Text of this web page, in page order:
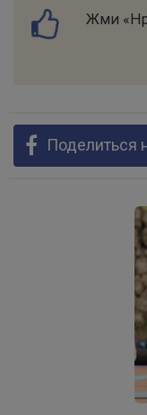
Жми
Поделиться